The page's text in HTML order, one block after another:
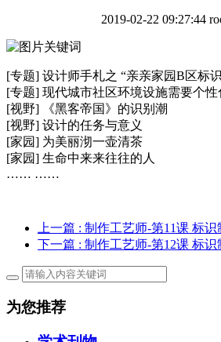
2019-02-22 09:27:44
[专题] 设计师手札之 “亲亲家园B区标
[专题] 现代城市社区环境设施需要个
[视野] 《黑客帝国》的识别潮
[视野] 设计的任务与意义
[家园] 为美丽沏一壶清茶
[家园] 生命中来来往往的人
…… ……
上一篇 : 制作工艺师-第11课 标
下一篇 : 制作工艺师-第12课 标
为您推荐